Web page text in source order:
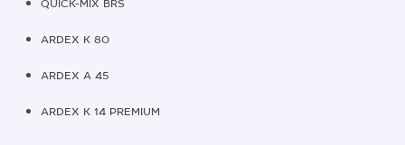
QUICK-MIX BRS
ARDEX K 80
ARDEX A 45
ARDEX K 14 PREMIUM